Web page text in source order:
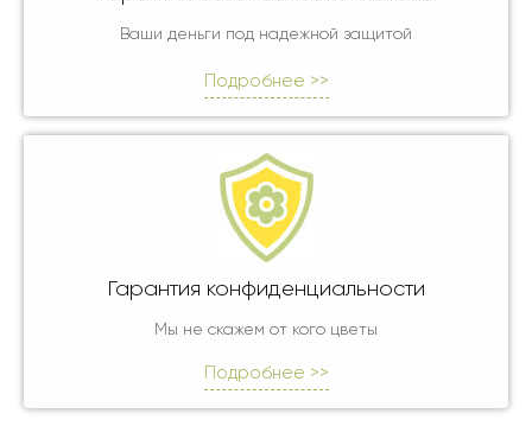
Ваши деньги под надежной защитой
Подробнее >>
Гарантия конфиденциальности
Мы не скажем от кого цветы
Подробнее >>